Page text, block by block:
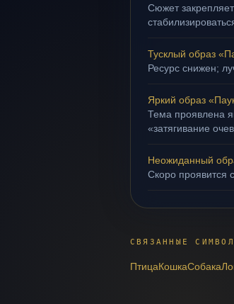
Сюжет
Тусклый образ
Ресурс снижен;
Яркий образ
Тема проявлена
«затягивание
Неожиданный
Скоро проявится
СВЯЗАННЫЕ
ПтицаКошкаСобака